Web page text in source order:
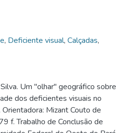
, Deficiente visual, Calçadas,
Um "olhar" geográfico sobre
dos deficientes visuais no
Mizant Couto de
f. Trabalho de Conclusão de